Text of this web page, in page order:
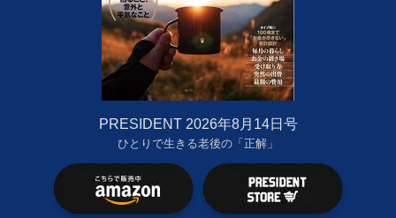
PRESIDENT 2026年8月14日号
ひとりで生きる老後の「正解」